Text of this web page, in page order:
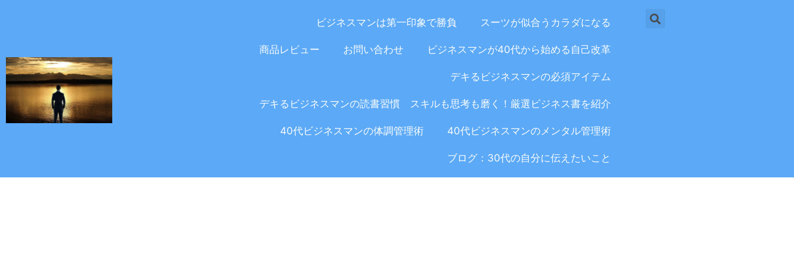
ス
キ
ッ
プ
ビジネスマンは第一印象で勝負 スーツが似合うカラダになる
商品レビュー お問い合わせ ビジネスマンが40代から始める自己改革
デキるビジネスマンの必須アイテム
デキるビジネスマンの読書習慣 スキルも思考も磨く！厳選ビジネス書を紹介
40代ビジネスマンの体調管理術 40代ビジネスマンのメンタル管理術
ブログ：30代の自分に伝えたいこと